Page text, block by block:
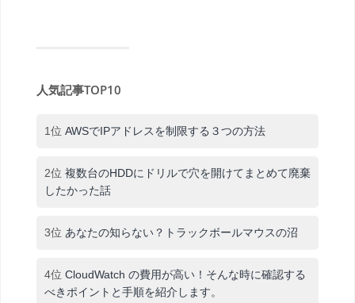
人気記事TOP10
1位 AWSでIPアドレスを制限する３つの方法
2位 複数台のHDDにドリルで穴を開けてまとめて廃棄
したかった話
3位 あなたの知らない？トラックボールマウスの沼
4位 CloudWatch の費用が高い！そんな時に確認する
べきポイントと手順を紹介します。